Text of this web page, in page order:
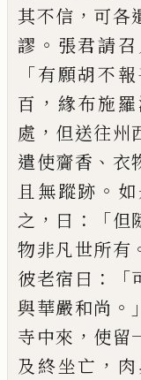
其不信 ， 可各
謬 。 張君請
「有願胡不報
百 ， 緣布施
處 ， 但送往州
遣使齎香 、 衣
且無蹤跡 。
之 ， 曰 ：「但
物非凡世所有
彼老宿曰 ：「
與華嚴和尚 。」
寺中來 ， 使留
及終坐亡 ，